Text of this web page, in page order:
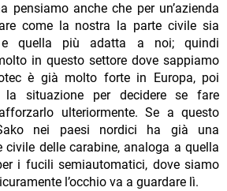
pensiamo anche che per un’azienda
come la nostra la parte civile sia
quella più adatta a noi; quindi
in questo settore dove sappiamo
è già molto forte in Europa, poi
la situazione per decidere se fare
ulteriormente. Se a questo
nei paesi nordici ha già una
civile delle carabine, analoga a quella
i fucili semiautomatici, dove siamo
l’occhio va a guardare lì.